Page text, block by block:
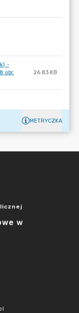
-
obr.
26.83 KB
METRYCZKA
w